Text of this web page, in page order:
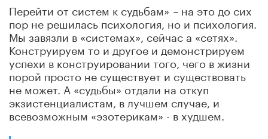
Перейти от систем к судьбам» – на это до сих
пор не решилась психология, но и психология.
Мы завязли в «системах», сейчас а «сетях».
Конструируем то и другое и демонстрируем
успехи в конструировании того, чего в жизни
порой просто не существует и существовать
не может. А «судьбы» отдали на откуп
экзистенциалистам, в лучшем случае, и
всевозможным «эзотерикам» - в худшем.